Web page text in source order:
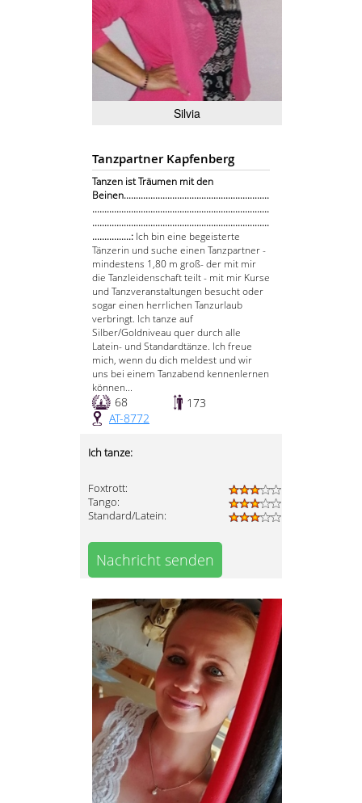
Silvia
Tanzpartner Kapfenberg
Tanzen ist Träumen mit den
Beinen............................................................
.........................................................................
.........................................................................
................: Ich bin eine begeisterte
Tänzerin und suche einen Tanzpartner -
mindestens 1,80 m groß- der mit mir
die Tanzleidenschaft teilt - mit mir Kurse
und Tanzveranstaltungen besucht oder
sogar einen herrlichen Tanzurlaub
verbringt. Ich tanze auf
Silber/Goldniveau quer durch alle
Latein- und Standardtänze. Ich freue
mich, wenn du dich meldest und wir
uns bei einem Tanzabend kennenlernen
können...
68
173
AT-8772
Ich tanze:
Foxtrott:
Tango:
Standard/Latein:
Nachricht senden